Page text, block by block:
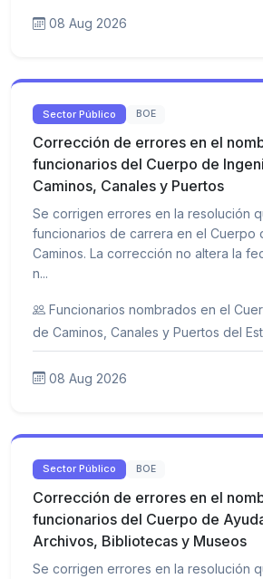
08 Aug 2026
Sector Público BOE
Corrección de errores en el
funcionarios del Cuerpo de
Caminos, Canales y Puertos
Se corrigen errores en la resolución
funcionarios de carrera en el Cuerpo
Caminos. La corrección no altera la
n...
Funcionarios nombrados en el
de Caminos, Canales y Puertos del
08 Aug 2026
Sector Público BOE
Corrección de errores en el
funcionarios del Cuerpo de
Archivos, Bibliotecas y Museos
Se corrigen errores en la resolución